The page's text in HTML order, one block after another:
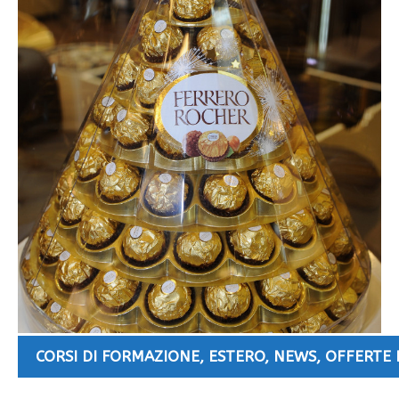
CORSI DI FORMAZIONE, ESTERO, NEWS, OFFERTE